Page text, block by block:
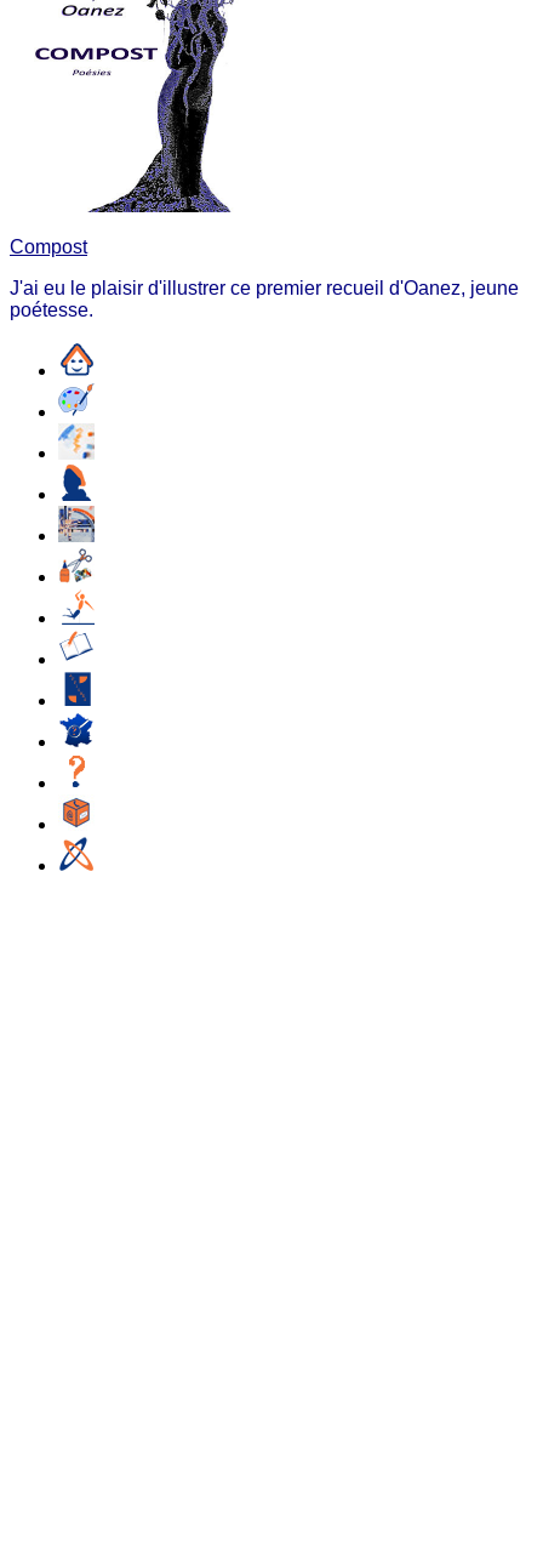
Compost
J'ai eu le plaisir d'illustrer ce premier recueil d'Oanez, jeune
poétesse.